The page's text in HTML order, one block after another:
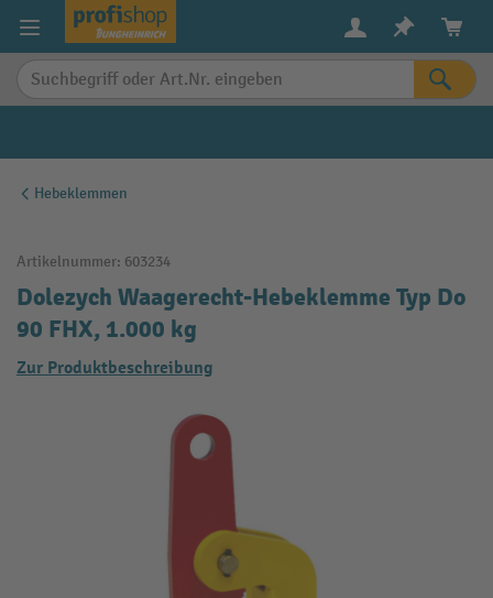
springen
Hebeklemmen
Artikelnummer: 603234
Dolezych Waagerecht-Hebeklemme Typ Do
90 FHX, 1.000 kg
Zur Produktbeschreibung